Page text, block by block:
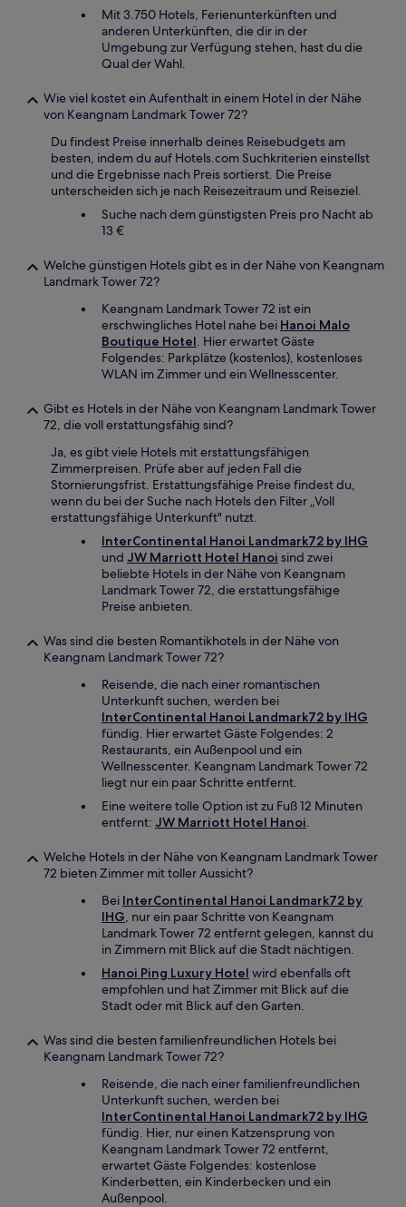
Mit 3.750 Hotels, Ferienunterkünften und
anderen Unterkünften, die dir in der
Umgebung zur Verfügung stehen, hast du die
Qual der Wahl.
Wie viel kostet ein Aufenthalt in einem Hotel in der Nähe
von Keangnam Landmark Tower 72?
Du findest Preise innerhalb deines Reisebudgets am
besten, indem du auf Hotels.com Suchkriterien einstellst
und die Ergebnisse nach Preis sortierst. Die Preise
unterscheiden sich je nach Reisezeitraum und Reiseziel.
Suche nach dem günstigsten Preis pro Nacht ab
13 €
Welche günstigen Hotels gibt es in der Nähe von Keangnam
Landmark Tower 72?
Keangnam Landmark Tower 72 ist ein
erschwingliches Hotel nahe bei Hanoi Malo
Boutique Hotel. Hier erwartet Gäste
Folgendes: Parkplätze (kostenlos), kostenloses
WLAN im Zimmer und ein Wellnesscenter.
Gibt es Hotels in der Nähe von Keangnam Landmark Tower
72, die voll erstattungsfähig sind?
Ja, es gibt viele Hotels mit erstattungsfähigen
Zimmerpreisen. Prüfe aber auf jeden Fall die
Stornierungsfrist. Erstattungsfähige Preise findest du,
wenn du bei der Suche nach Hotels den Filter „Voll
erstattungsfähige Unterkunft" nutzt.
InterContinental Hanoi Landmark72 by IHG
und JW Marriott Hotel Hanoi sind zwei
beliebte Hotels in der Nähe von Keangnam
Landmark Tower 72, die erstattungsfähige
Preise anbieten.
Was sind die besten Romantikhotels in der Nähe von
Keangnam Landmark Tower 72?
Reisende, die nach einer romantischen
Unterkunft suchen, werden bei
InterContinental Hanoi Landmark72 by IHG
fündig. Hier erwartet Gäste Folgendes: 2
Restaurants, ein Außenpool und ein
Wellnesscenter. Keangnam Landmark Tower 72
liegt nur ein paar Schritte entfernt.
Eine weitere tolle Option ist zu Fuß 12 Minuten
entfernt: JW Marriott Hotel Hanoi.
Welche Hotels in der Nähe von Keangnam Landmark Tower
72 bieten Zimmer mit toller Aussicht?
Bei InterContinental Hanoi Landmark72 by
IHG, nur ein paar Schritte von Keangnam
Landmark Tower 72 entfernt gelegen, kannst du
in Zimmern mit Blick auf die Stadt nächtigen.
Hanoi Ping Luxury Hotel wird ebenfalls oft
empfohlen und hat Zimmer mit Blick auf die
Stadt oder mit Blick auf den Garten.
Was sind die besten familienfreundlichen Hotels bei
Keangnam Landmark Tower 72?
Reisende, die nach einer familienfreundlichen
Unterkunft suchen, werden bei
InterContinental Hanoi Landmark72 by IHG
fündig. Hier, nur einen Katzensprung von
Keangnam Landmark Tower 72 entfernt,
erwartet Gäste Folgendes: kostenlose
Kinderbetten, ein Kinderbecken und ein
Außenpool.